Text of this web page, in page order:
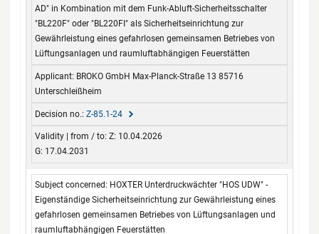
AD" in Kombination mit dem Funk-Abluft-Sicherheitsschalter
"BL220F" oder "BL220FI" als Sicherheitseinrichtung zur
Gewährleistung eines gefahrlosen gemeinsamen Betriebes von
Lüftungsanlagen und raumluftabhängigen Feuerstätten
BROKO GmbH Max-Planck-Straße 13 85716
Unterschleißheim
Z-85.1-24
Z: 10.04.2026
G: 17.04.2031
HOXTER Unterdruckwächter "HOS UDW" -
Eigenständige Sicherheitseinrichtung zur Gewährleistung eines
gefahrlosen gemeinsamen Betriebes von Lüftungsanlagen und
raumluftabhängigen Feuerstätten